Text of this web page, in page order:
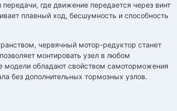
где движение передается через винт
плавный ход, бесшумность и способность
червячный мотор-редуктор станет
монтировать узел в любом
модели обладают свойством самоторможения
без дополнительных тормозных узлов.